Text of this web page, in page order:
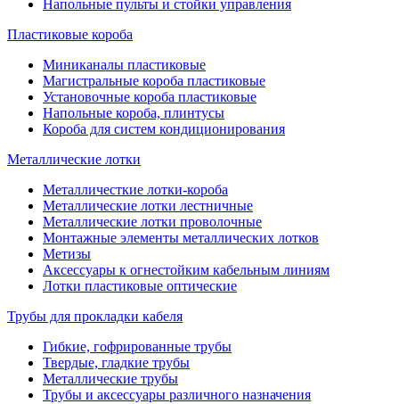
Напольные пульты и стойки управления
Пластиковые короба
Миниканалы пластиковые
Магистральные короба пластиковые
Установочные короба пластиковые
Напольные короба, плинтусы
Короба для систем кондиционирования
Металлические лотки
Металличесткие лотки-короба
Металлические лотки лестничные
Металлические лотки проволочные
Монтажные элементы металлических лотков
Метизы
Аксессуары к огнестойким кабельным линиям
Лотки пластиковые оптические
Трубы для прокладки кабеля
Гибкие, гофрированные трубы
Твердые, гладкие трубы
Металлические трубы
Трубы и аксессуары различного назначения